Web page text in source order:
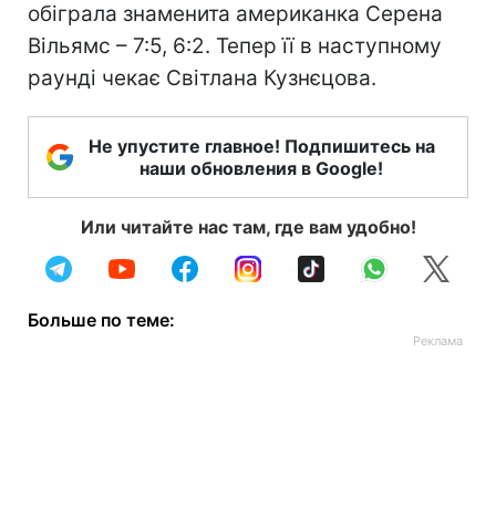
обіграла знаменита американка Серена
Вільямс – 7:5, 6:2. Тепер її в наступному
раунді чекає Світлана Кузнєцова.
Не упустите главное! Подпишитесь на
наши обновления в Google!
Или читайте нас там, где вам удобно!
Больше по теме: